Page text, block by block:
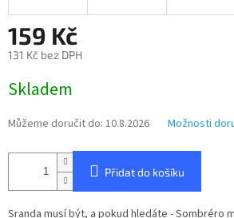
159 Kč
131 Kč bez DPH
cena:
Skladem
Můžeme doručit do: 10.8.2026 Možnosti
Přidat do košíku
Sranda musí být, a pokud hledáte - Sombréro